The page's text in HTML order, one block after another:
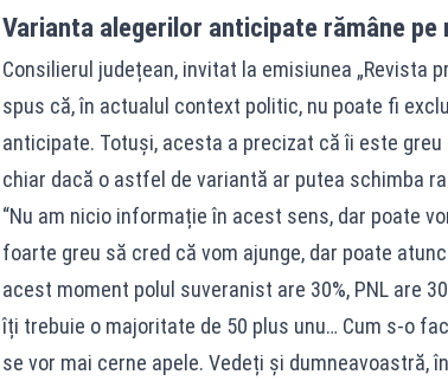
Varianta alegerilor anticipate rămâne pe
Consilierul județean, invitat la emisiunea „Revista
spus că, în actualul context politic, nu poate fi
anticipate. Totuși, acesta a precizat că îi este
chiar dacă o astfel de variantă ar putea schimba
“Nu am nicio informație în acest sens, dar poate
foarte greu să cred că vom ajunge, dar poate
acest moment polul suveranist are 30%, PNL are
îți trebuie o majoritate de 50 plus unu… Cum s-o
se vor mai cerne apele. Vedeți și dumneavoastră,